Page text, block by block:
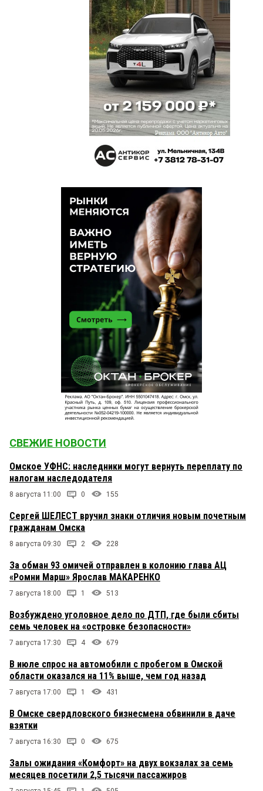
22 ноября 2024 в 14:23:
Мда, этих знали не только из-за телевизора. Эти
и в театре долго и много блистали.
22 ноября 2024 в 12:25:
михаил Перечисленных тобой знали потому что
они были в телевизоре. А это театр. Попроси
мамку сводить тебя хоть раз в театр.
22 ноября 2024 в 11:56:
Валерия Алексеева — это Валерия Прокоп? Она
Михаил 22 ноября 2024 в 11:45:
Конечно, я поздравляю людей с присвоением
почетных званий, но хотелось бы, чтобы (если ты
народный артист) тебя знал народ России. Как,
например, Папанова или Табакова..
СВЕЖИЕ НОВОСТИ
Омское УФНС: наследники могут вернуть переплату по
налогам наследодателя
8 августа 11:00 0 155
Сергей ШЕЛЕСТ вручил знаки отличия новым почетным
гражданам Омска
8 августа 09:30 2 228
За обман 93 омичей отправлен в колонию глава АЦ
«Ромни Марш» Ярослав МАКАРЕНКО
7 августа 18:00 1 513
Возбуждено уголовное дело по ДТП, где были сбиты
семь человек на «островке безопасности»
7 августа 17:30 4 679
В июле спрос на автомобили с пробегом в Омской
области оказался на 11% выше, чем год назад
7 августа 17:00 1 431
В Омске свердловского бизнесмена обвинили в даче
взятки
7 августа 16:30 0 675
Залы ожидания «Комфорт» на двух вокзалах за семь
месяцев посетили 2,5 тысячи пассажиров